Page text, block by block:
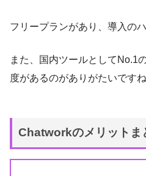
フリープランがあり、導入の
また、国内ツールとしてNo.1
度があるのがありがたいですね
Chatworkのメリットま